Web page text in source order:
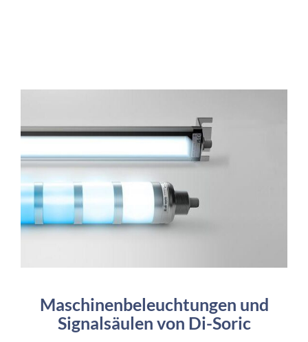
Maschinenbeleuchtungen und
Signalsäulen von Di-Soric